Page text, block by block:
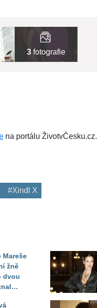
3 fotografie
na portálu ŽivotvČesku.cz.
#Xindl X
Mareše
žně
dvou